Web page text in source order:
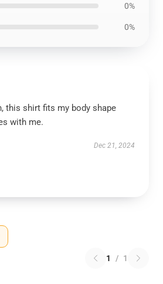
0%
0%
this shirt fits my body shape
with me.
Dec 21, 2024
1 / 1